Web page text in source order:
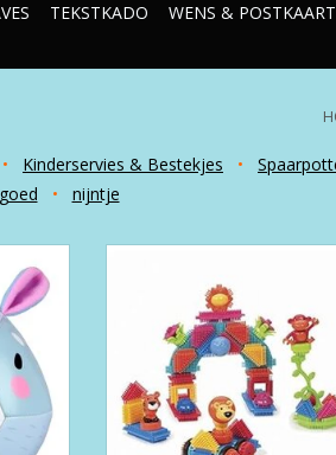
TEKSTKADO WENS &
• Kinderservies & Bestekjes •
• nijntje